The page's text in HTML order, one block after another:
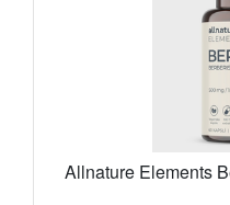
Allnature Elements